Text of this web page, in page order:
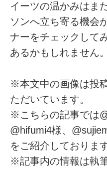
イーツの温かみはま
ソンへ立ち寄る機会
ナーをチェックして
あるかもしれません。
※本文中の画像は投
ただいています。
※こちらの記事では
@hifumi4様、
をご紹介しております
※記事内の情報は執